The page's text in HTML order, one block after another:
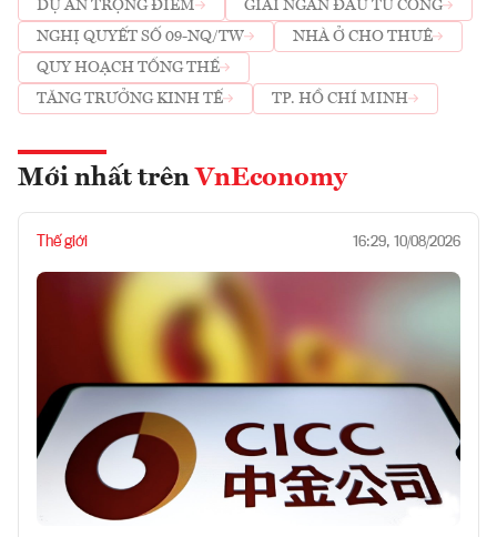
DỰ ÁN TRỌNG ĐIỂM
GIẢI NGÂN ĐẦU TƯ CÔNG
NGHỊ QUYẾT SỐ 09-NQ/TW
NHÀ Ở CHO THUÊ
QUY HOẠCH TỔNG THỂ
TĂNG TRƯỞNG KINH TẾ
TP. HỒ CHÍ MINH
Mới nhất trên VnEconomy
Thế giới 16:29, 10/08/2026